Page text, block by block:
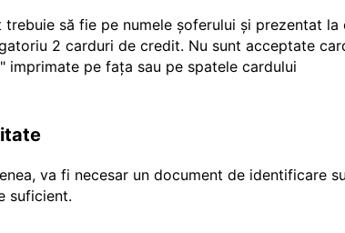
să fie pe numele șoferului și prezentat
2 carduri de credit. Nu sunt acceptate
imprimate pe fața sau pe spatele cardului
va fi necesar un document de identificare
suficient.